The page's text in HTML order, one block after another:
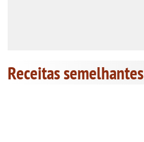
Receitas semelhantes